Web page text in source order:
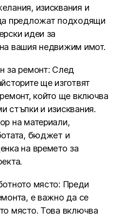
изисквания и
предложат подходящи
идеи за
вашия недвижим имот.
за ремонт: След
ще изготвят
който ще включва
стъпки и изисквания.
на материали,
бюджет и
на времето за
място: Преди
е важно да се
място. Това включва